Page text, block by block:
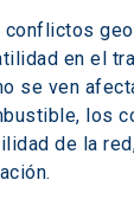
conflictos
en el
se ven
los
de la